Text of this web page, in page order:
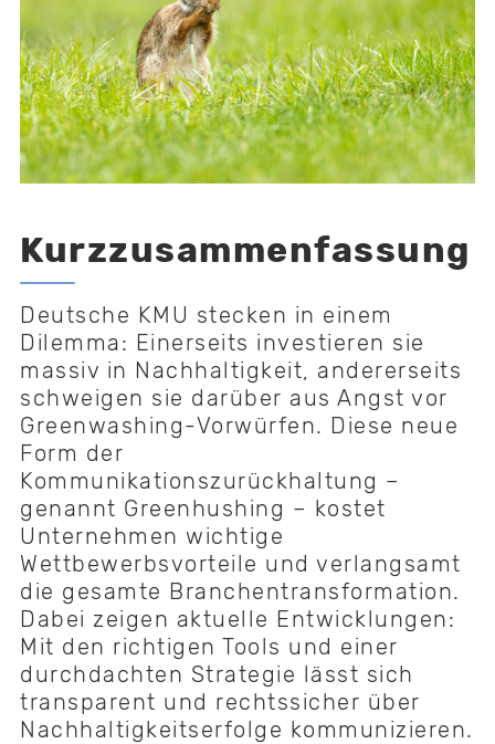
Kurzzusammenfassung
Deutsche KMU stecken in einem
Dilemma: Einerseits investieren sie
massiv in Nachhaltigkeit, andererseits
schweigen sie darüber aus Angst vor
Greenwashing-Vorwürfen. Diese neue
Form der
Kommunikationszurückhaltung –
genannt Greenhushing – kostet
Unternehmen wichtige
Wettbewerbsvorteile und verlangsamt
die gesamte Branchentransformation.
Dabei zeigen aktuelle Entwicklungen:
Mit den richtigen Tools und einer
durchdachten Strategie lässt sich
transparent und rechtssicher über
Nachhaltigkeitserfolge kommunizieren.